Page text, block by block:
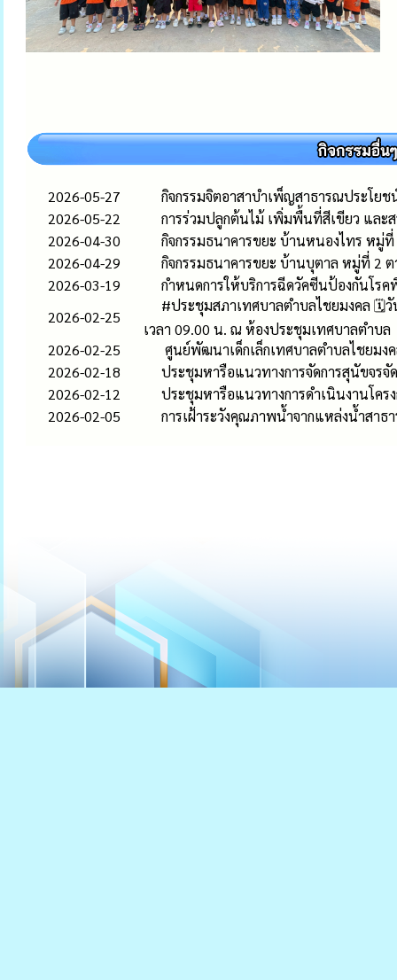
2026-05-27
กิจกรรมจิตอาสาบำเพ็ญสาธารณประโยช
2026-05-22
การร่วมปลูกต้นไม้ เพิ่มพื้นที่สีเขียว และ
2026-04-30
กิจกรรมธนาคารขยะ บ้านหนองไทร หมู่
2026-04-29
กิจกรรมธนาคารขยะ บ้านบุตาล หมู่ที่ 2
2026-03-19
กำหนดการให้บริการฉีดวัคซีนป้องกันโร
2026-02-25
#ประชุมสภาเทศบาลตำบลไชยมงคล 🗓️
เวลา 09.00 น. ณ ห้องประชุมเทศบาลตำบล
2026-02-25
ศูนย์พัฒนาเด็กเล็กเทศบาลตำบลไชยมง
2026-02-18
ประชุมหารือแนวทางการจัดการสุนัขจรจั
2026-02-12
ประชุมหารือแนวทางการดำเนินงานโค
2026-02-05
การเฝ้าระวังคุณภาพน้ำจากแหล่งน้ำสา